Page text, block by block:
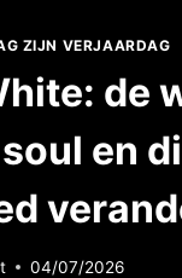
ZIJN VERJAARDAG
de
en
04/07/2026